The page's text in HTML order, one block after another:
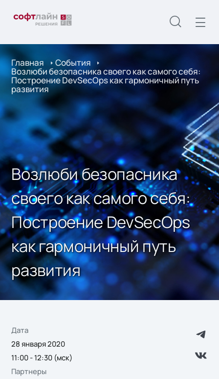
Главная События
Возлюби безопасника своего как самого себя:
Построение DevSecOps как гармоничный путь
развития
Возлюби безопасника
своего как самого себя:
Построение DevSecOps
как гармоничный путь
развития
Дата
28 января 2020
11:00 - 12:30 (мск)
Партнеры